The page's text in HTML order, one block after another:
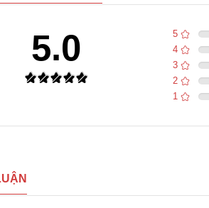
5.0
5
4
3
2
1